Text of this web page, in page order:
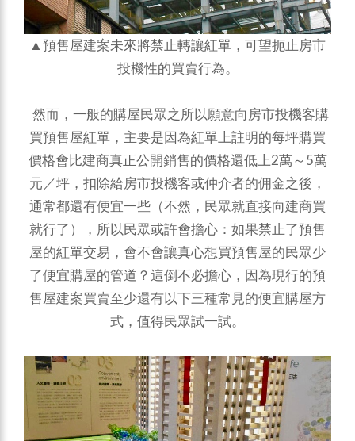
▲預售屋建案未來將禁止轉讓紅單，可望扼止房市
投機性的買賣行為。
然而，一般的購屋民眾之所以願意向房市投機客購
買預售屋紅單，主要是因為紅單上註明的每坪購買
價格會比建商真正公開銷售的價格還低上2萬～5萬
元／坪，扣除給房市投機客或仲介者的佣金之後，
通常都還有便宜一些（不然，民眾就直接向建商買
就行了），所以民眾或許會擔心：如果禁止了預售
屋的紅單交易，會不會讓真心想買預售屋的民眾少
了便宜購屋的管道？這倒不必擔心，因為現行的預
售屋建案買賣至少還有以下三種常見的便宜購屋方
式，值得民眾試一試。